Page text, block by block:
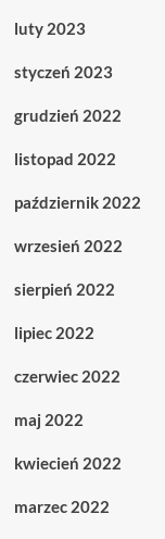
luty 2023
styczeń 2023
grudzień 2022
listopad 2022
październik 2022
wrzesień 2022
sierpień 2022
lipiec 2022
czerwiec 2022
maj 2022
kwiecień 2022
marzec 2022